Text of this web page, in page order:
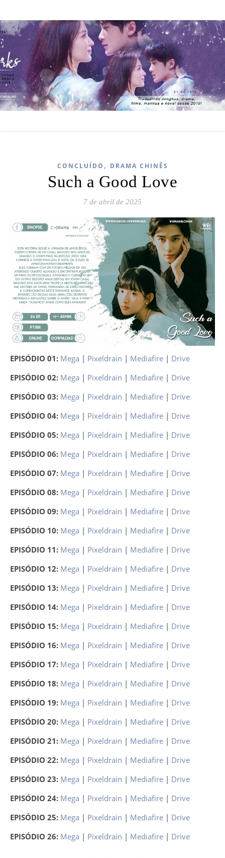
CONCLUÍDO , DRAMA CHINÊS
Such a Good Love
7 de abril de 2025
EPISÓDIO 01: Mega | Pixeldrain | Mediafire | Drive
EPISÓDIO 02: Mega | Pixeldrain | Mediafire | Drive
EPISÓDIO 03: Mega | Pixeldrain | Mediafire | Drive
EPISÓDIO 04: Mega | Pixeldrain | Mediafire | Drive
EPISÓDIO 05: Mega | Pixeldrain | Mediafire | Drive
EPISÓDIO 06: Mega | Pixeldrain | Mediafire | Drive
EPISÓDIO 07: Mega | Pixeldrain | Mediafire | Drive
EPISÓDIO 08: Mega | Pixeldrain | Mediafire | Drive
EPISÓDIO 09: Mega | Pixeldrain | Mediafire | Drive
EPISÓDIO 10: Mega | Pixeldrain | Mediafire | Drive
EPISÓDIO 11: Mega | Pixeldrain | Mediafire | Drive
EPISÓDIO 12: Mega | Pixeldrain | Mediafire | Drive
EPISÓDIO 13: Mega | Pixeldrain | Mediafire | Drive
EPISÓDIO 14: Mega | Pixeldrain | Mediafire | Drive
EPISÓDIO 15: Mega | Pixeldrain | Mediafire | Drive
EPISÓDIO 16: Mega | Pixeldrain | Mediafire | Drive
EPISÓDIO 17: Mega | Pixeldrain | Mediafire | Drive
EPISÓDIO 18: Mega | Pixeldrain | Mediafire | Drive
EPISÓDIO 19: Mega | Pixeldrain | Mediafire | Drive
EPISÓDIO 20: Mega | Pixeldrain | Mediafire | Drive
EPISÓDIO 21: Mega | Pixeldrain | Mediafire | Drive
EPISÓDIO 22: Mega | Pixeldrain | Mediafire | Drive
EPISÓDIO 23: Mega | Pixeldrain | Mediafire | Drive
EPISÓDIO 24: Mega | Pixeldrain | Mediafire | Drive
EPISÓDIO 25: Mega | Pixeldrain | Mediafire | Drive
EPISÓDIO 26: Mega | Pixeldrain | Mediafire | Drive